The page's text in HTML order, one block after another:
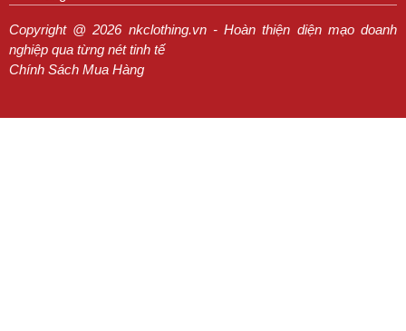
Copyright @ 2026 nkclothing.vn - Hoàn thiện diện mạo doanh
nghiệp qua từng nét tinh tế
Chính Sách Mua Hàng